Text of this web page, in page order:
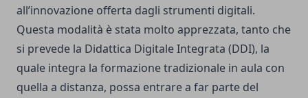
all’innovazione offerta dagli strumenti digitali.
Questa modalità è stata molto apprezzata, tanto che
si prevede la Didattica Digitale Integrata (DDI), la
quale integra la formazione tradizionale in aula con
quella a distanza, possa entrare a far parte del